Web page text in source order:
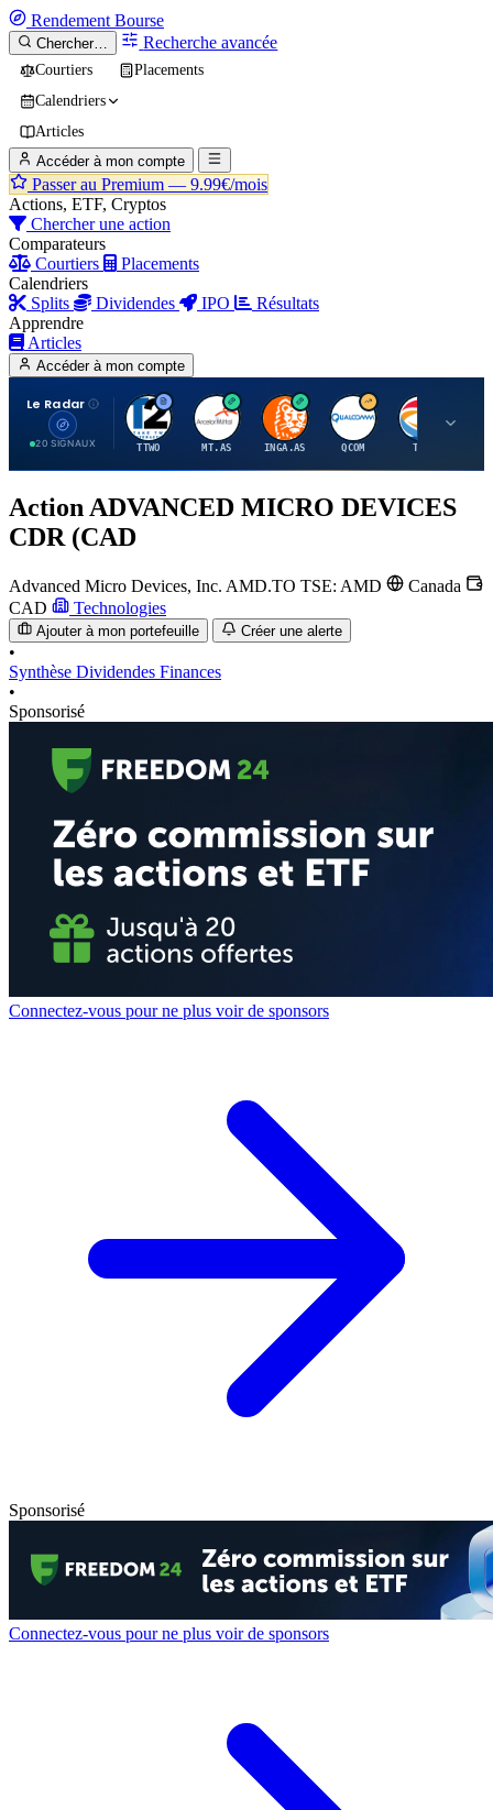
Rendement Bourse
Chercher… Recherche avancée
Courtiers
Placements
Calendriers
Articles
Accéder à mon compte
Passer au Premium — 9.99€/mois
Actions, ETF, Cryptos
Chercher une action
Comparateurs
Courtiers
Placements
Calendriers
Splits
Dividendes IPO
Résultats
Apprendre
Articles
Accéder à mon compte
Le Radar
20 SIGNAUX
T
TTWO
A
MT.AS
I
INGA.AS
Q
QCOM
T
TTE
Action ADVANCED MICRO DEVICES
CDR (CAD
Advanced Micro Devices, Inc. AMD.TO TSE: AMD
Canada
CAD
Technologies
Ajouter à mon portefeuille Créer une alerte
•
Synthèse Dividendes Finances
•
Sponsorisé
Connectez-vous pour ne plus voir de sponsors
Sponsorisé
Connectez-vous pour ne plus voir de sponsors